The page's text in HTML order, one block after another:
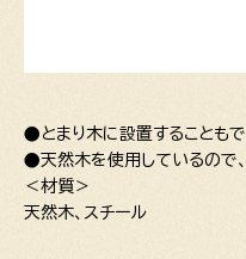
●とまり木に設置することもで
●天然木を使用しているので
＜材質＞
天然木、スチール